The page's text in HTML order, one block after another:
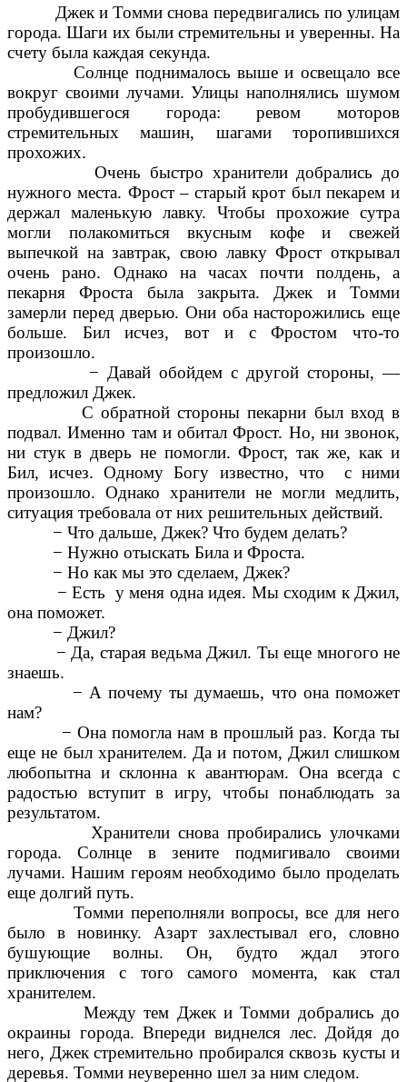
Джек и Томми снова передвигались по улицам
города. Шаги их были стремительны и уверенны. На
счету была каждая секунда.
Солнце поднималось выше и освещало все
вокруг своими лучами. Улицы наполнялись шумом
пробудившегося города: ревом моторов
стремительных машин, шагами торопившихся
прохожих.
Очень быстро хранители добрались до
нужного места. Фрост – старый крот был пекарем и
держал маленькую лавку. Чтобы прохожие сутра
могли полакомиться вкусным кофе и свежей
выпечкой на завтрак, свою лавку Фрост открывал
очень рано. Однако на часах почти полдень, а
пекарня Фроста была закрыта. Джек и Томми
замерли перед дверью. Они оба насторожились еще
больше. Бил исчез, вот и с Фростом что-то
произошло.
− Давай обойдем с другой стороны, —
предложил Джек.
С обратной стороны пекарни был вход в
подвал. Именно там и обитал Фрост. Но, ни звонок,
ни стук в дверь не помогли. Фрост, так же, как и
Бил, исчез. Одному Богу известно, что с ними
произошло. Однако хранители не могли медлить,
ситуация требовала от них решительных действий.
− Что дальше, Джек? Что будем делать?
− Нужно отыскать Била и Фроста.
− Но как мы это сделаем, Джек?
− Есть у меня одна идея. Мы сходим к Джил,
она поможет.
− Джил?
− Да, старая ведьма Джил. Ты еще многого не
знаешь.
− А почему ты думаешь, что она поможет
нам?
− Она помогла нам в прошлый раз. Когда ты
еще не был хранителем. Да и потом, Джил слишком
любопытна и склонна к авантюрам. Она всегда с
радостью вступит в игру, чтобы понаблюдать за
результатом.
Хранители снова пробирались улочками
города. Солнце в зените подмигивало своими
лучами. Нашим героям необходимо было проделать
еще долгий путь.
Томми переполняли вопросы, все для него
было в новинку. Азарт захлестывал его, словно
бушующие волны. Он, будто ждал этого
приключения с того самого момента, как стал
хранителем.
Между тем Джек и Томми добрались до
окраины города. Впереди виднелся лес. Дойдя до
него, Джек стремительно пробирался сквозь кусты и
деревья. Томми неуверенно шел за ним следом.